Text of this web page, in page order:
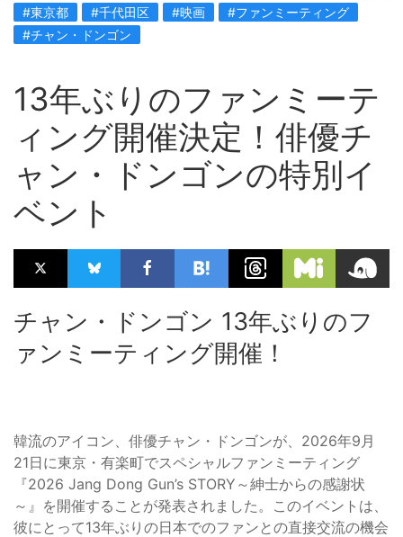
#東京都 #千代田区 #映画
#ファンミーティング
#チャン・ドンゴン
13年ぶりのファンミーテ
ィング開催決定！俳優チ
ャン・ドンゴンの特別イ
ベント
チャン・ドンゴン 13年ぶりのフ
ァンミーティング開催！
韓流のアイコン、俳優チャン・ドンゴンが、2026年9月
21日に東京・有楽町でスペシャルファンミーティング
『2026 Jang Dong Gun’s STORY～紳士からの感謝状
～』を開催することが発表されました。このイベントは、
彼にとって13年ぶりの日本でのファンとの直接交流の機会